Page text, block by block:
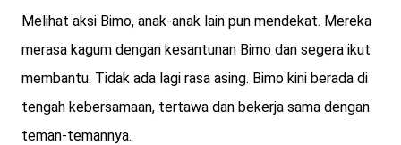
Melihat aksi Bimo, anak-anak lain pun mendekat. Mereka
merasa kagum dengan kesantunan Bimo dan segera ikut
membantu. Tidak ada lagi rasa asing. Bimo kini berada di
tengah kebersamaan, tertawa dan bekerja sama dengan
teman-temannya.